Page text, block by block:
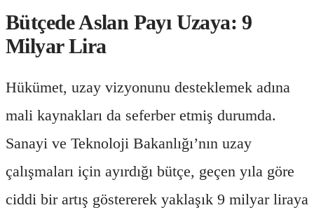
Bütçede Aslan Payı Uzaya: 9
Milyar Lira
Hükümet, uzay vizyonunu desteklemek adına
mali kaynakları da seferber etmiş durumda.
Sanayi ve Teknoloji Bakanlığı’nın uzay
çalışmaları için ayırdığı bütçe, geçen yıla göre
ciddi bir artış göstererek yaklaşık 9 milyar liraya